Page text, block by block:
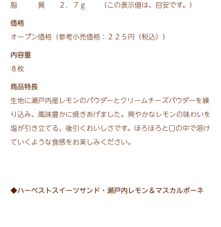
脂 質 ２．７ｇ （この表示値は、目安です。）
価格
オープン価格（参考小売価格：２２５円（税込））
内容量
８枚
商品特長
生地に瀬戸内産レモンのパウダーとクリームチーズパウダーを練
り込み、風味豊かに焼きあげました。爽やかなレモンの味わいを
塩が引き立てる、後引くおいしさです。ほろほろと口の中で溶け
ていくような食感をお楽しみください。
◆ハーベストスイーツサンド・瀬戸内レモン＆マスカルポーネ